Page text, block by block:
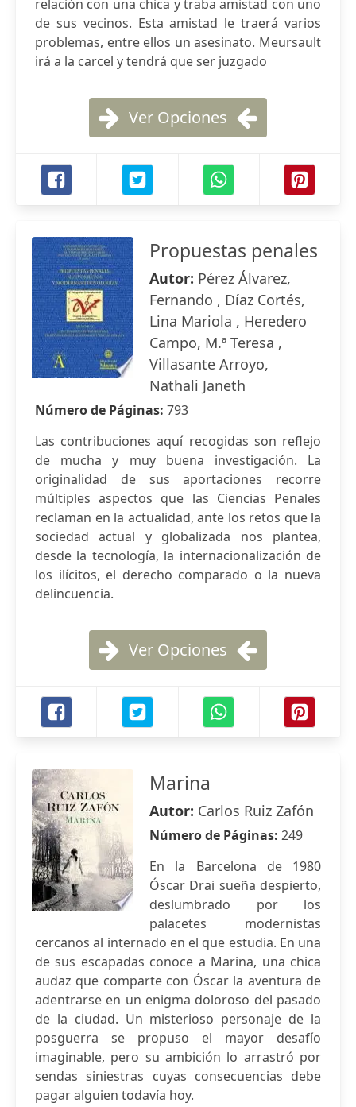
relación con una chica y traba amistad con uno
de sus vecinos. Esta amistad le traerá varios
problemas, entre ellos un asesinato. Meursault
irá a la carcel y tendrá que ser juzgado
Ver Opciones
Propuestas penales
Autor: Pérez Álvarez,
Fernando , Díaz Cortés,
Lina Mariola , Heredero
Campo, M.ª Teresa ,
Villasante Arroyo,
Nathali Janeth
Número de Páginas: 793
Las contribuciones aquí recogidas son reflejo
de mucha y muy buena investigación. La
originalidad de sus aportaciones recorre
múltiples aspectos que las Ciencias Penales
reclaman en la actualidad, ante los retos que la
sociedad actual y globalizada nos plantea,
desde la tecnología, la internacionalización de
los ilícitos, el derecho comparado o la nueva
delincuencia.
Ver Opciones
Marina
Autor: Carlos Ruiz Zafón
Número de Páginas: 249
En la Barcelona de 1980
Óscar Drai sueña despierto,
deslumbrado por los
palacetes modernistas
cercanos al internado en el que estudia. En una
de sus escapadas conoce a Marina, una chica
audaz que comparte con Óscar la aventura de
adentrarse en un enigma doloroso del pasado
de la ciudad. Un misterioso personaje de la
posguerra se propuso el mayor desafío
imaginable, pero su ambición lo arrastró por
sendas siniestras cuyas consecuencias debe
pagar alguien todavía hoy.